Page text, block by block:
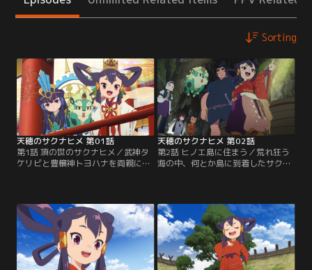
Sorting
天穂のサクナヒメ 第01話
第1話 頂の世のサクナヒメ／武神タ
ケリビと豊穣神トヨハナを両親に持
の世に迷い込んだ人間たちを都に侵
入させてしまった上に騒動の末、主
神カムヒツキへの献上物を全て台無
しにしてしまった！その代償として
カムヒツキがサクナヒメに言い渡し
たのは…
天穂のサクナヒメ 第02話
第2話 ヒノエ島に住まう／荒れ狂う
海の中、何とか島に到着したサクナ
なく撃退。そこにサクナの両親とも
縁が深いというアシグモが現れ、サ
クナ達を峠に案内する。無事に住ま
いは見つかったものの、今度は食料
集めに駆られるサクナ達、そんな
中、田右衛門は稲の籾を…。